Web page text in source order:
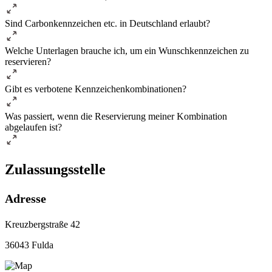
Sind Carbonkennzeichen etc. in Deutschland erlaubt?
Welche Unterlagen brauche ich, um ein Wunschkennzeichen zu
reservieren?
Gibt es verbotene Kennzeichenkombinationen?
Was passiert, wenn die Reservierung meiner Kombination
abgelaufen ist?
Zulassungsstelle
Adresse
Kreuzbergstraße 42
36043 Fulda